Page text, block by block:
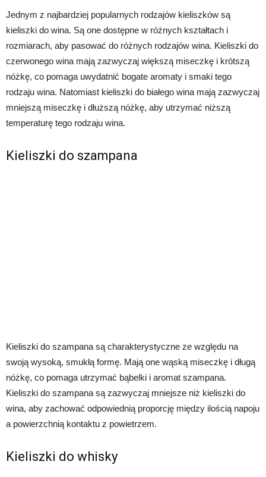
Jednym z najbardziej popularnych rodzajów kieliszków są
kieliszki do wina. Są one dostępne w różnych kształtach i
rozmiarach, aby pasować do różnych rodzajów wina. Kieliszki do
czerwonego wina mają zazwyczaj większą miseczkę i krótszą
nóżkę, co pomaga uwydatnić bogate aromaty i smaki tego
rodzaju wina. Natomiast kieliszki do białego wina mają zazwyczaj
mniejszą miseczkę i dłuższą nóżkę, aby utrzymać niższą
temperaturę tego rodzaju wina.
Kieliszki do szampana
Kieliszki do szampana są charakterystyczne ze względu na
swoją wysoką, smukłą formę. Mają one wąską miseczkę i długą
nóżkę, co pomaga utrzymać bąbelki i aromat szampana.
Kieliszki do szampana są zazwyczaj mniejsze niż kieliszki do
wina, aby zachować odpowiednią proporcję między ilością napoju
a powierzchnią kontaktu z powietrzem.
Kieliszki do whisky